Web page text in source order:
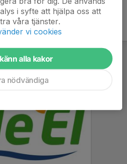
i syfte att hjälpa oss att
våra tjänster.
vi cookies
alla kakor
nödvändiga